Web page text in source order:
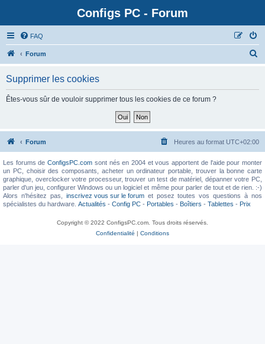
Configs PC - Forum
FAQ
Forum
Supprimer les cookies
Êtes-vous sûr de vouloir supprimer tous les cookies de ce forum ?
Forum Heures au format UTC+02:00
Les forums deConfigsPC.com sont nés en 2004 et vous apportent de l'aide pour monter
un PC, choisir des composants, acheter un ordinateur portable, trouver la bonne carte
graphique, overclocker votre processeur, trouver un test de matériel, dépanner votre PC,
parler d'un jeu, configurer Windows ou un logiciel et même pour parler de tout et de rien. :-)
Alors n'hésitez pas, inscrivez vous sur le forumet posez toutes vos questions à nos
spécialistes du hardware. Actualités - Config PC - Portables - Boîtiers - Tablettes - Prix
Copyright © 2022 ConfigsPC.com. Tous droits réservés.
Confidentialité | Conditions